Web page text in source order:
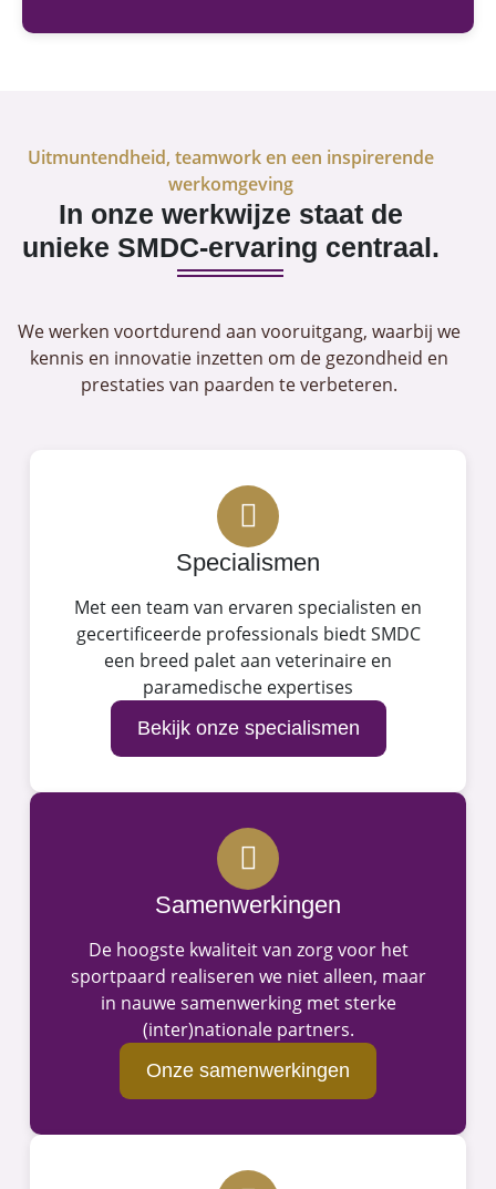
Uitmuntendheid, teamwork en een inspirerende
werkomgeving
In onze werkwijze staat de
unieke SMDC-ervaring centraal.
We werken voortdurend aan vooruitgang, waarbij we
kennis en innovatie inzetten om de gezondheid en
prestaties van paarden te verbeteren.
Specialismen
Met een team van ervaren specialisten en
gecertificeerde professionals biedt SMDC
een breed palet aan veterinaire en
paramedische expertises
Bekijk onze specialismen
Samenwerkingen
De hoogste kwaliteit van zorg voor het
sportpaard realiseren we niet alleen, maar
in nauwe samenwerking met sterke
(inter)nationale partners.
Onze samenwerkingen